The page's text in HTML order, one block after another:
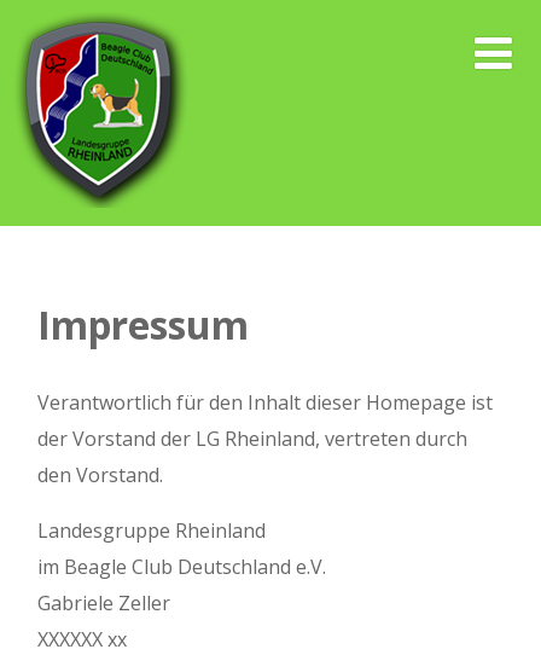
Impressum
Verantwortlich für den Inhalt dieser Homepage ist
der Vorstand der LG Rheinland, vertreten durch
den Vorstand.
Landesgruppe Rheinland
im Beagle Club Deutschland e.V.
Gabriele Zeller
XXXXXX xx